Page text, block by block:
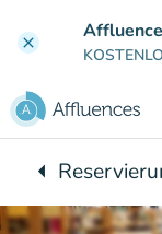
clear
arrow_leftZurück zu: